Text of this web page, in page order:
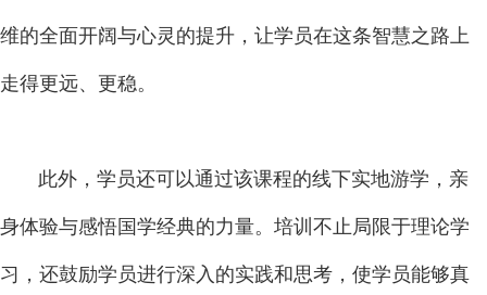
维的全面开阔与心灵的提升，让学员在这条智慧之路上
走得更远、更稳。
此外，学员还可以通过该课程的线下实地游学，亲
身体验与感悟国学经典的力量。培训不止局限于理论学
习，还鼓励学员进行深入的实践和思考，使学员能够真